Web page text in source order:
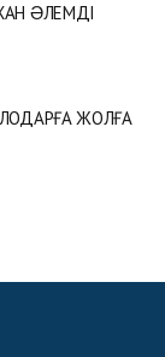
ƏЛЕМДІ
ЖОЛҒА